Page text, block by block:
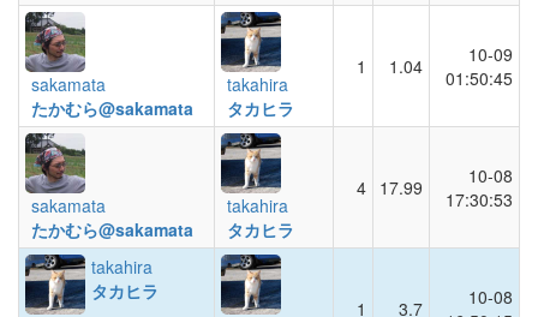
sakamata
たかむら@sakamata
takahira
タカヒラ
1 1.04
10-09
01:50:45
sakamata
たかむら@sakamata
takahira
タカヒラ
4 17.99
10-08
17:30:53
takahira
タカヒラ
1 3.7
10-08